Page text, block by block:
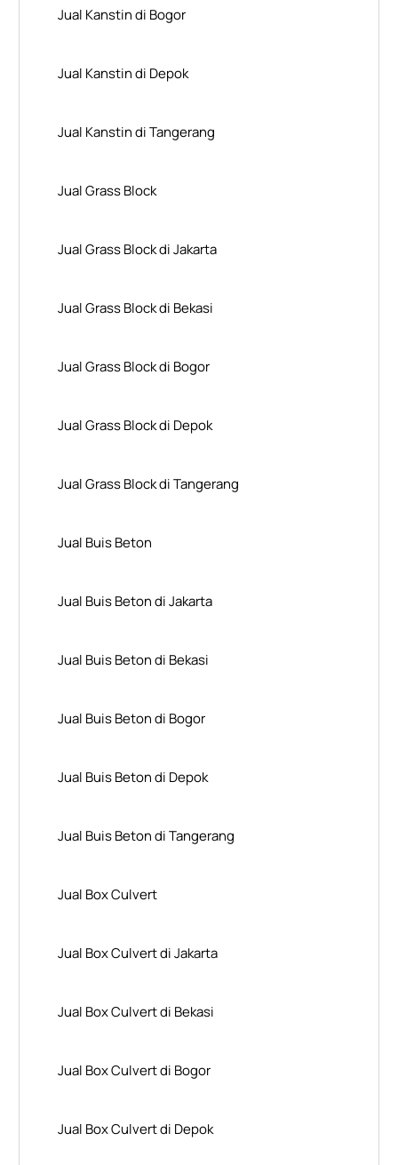
Jual Kanstin di Bogor
Jual Kanstin di Depok
Jual Kanstin di Tangerang
Jual Grass Block
Jual Grass Block di Jakarta
Jual Grass Block di Bekasi
Jual Grass Block di Bogor
Jual Grass Block di Depok
Jual Grass Block di Tangerang
Jual Buis Beton
Jual Buis Beton di Jakarta
Jual Buis Beton di Bekasi
Jual Buis Beton di Bogor
Jual Buis Beton di Depok
Jual Buis Beton di Tangerang
Jual Box Culvert
Jual Box Culvert di Jakarta
Jual Box Culvert di Bekasi
Jual Box Culvert di Bogor
Jual Box Culvert di Depok